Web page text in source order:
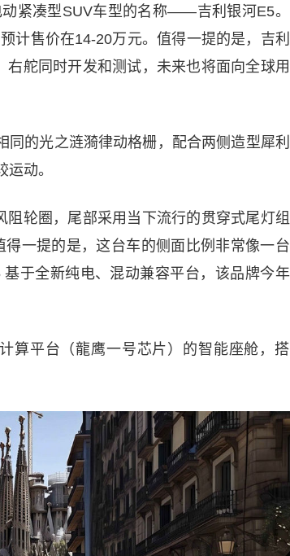
紧凑型SUV车型的名称——吉利银河E5
计售价在14-20万元。值得一提的是，吉
舵同时开发和测试，未来也将面向全球
同的光之涟漪律动格栅，配合两侧造型犀
动。
轮圈，尾部采用当下流行的贯穿式尾灯组
一提的是，这台车的侧面比例非常像一
于全新纯电、混动兼容平台，该品牌今
算平台（龍鹰一号芯片）的智能座舱，